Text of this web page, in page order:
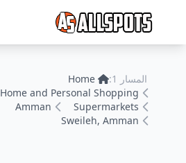
المسار 1:
Home
Home and Personal Shopping
Supermarkets
Amman
Sweileh, Amman